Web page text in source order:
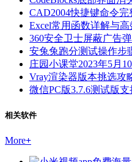
CAD2004快捷键命令完
Excel常用函数详解与
360安全卫士屏蔽广告
安兔兔跑分测试操作步
庄园小课堂2023年5月
Vray渲染器版本挑选攻
微信PC版3.7.6测试版
相关软件
More+